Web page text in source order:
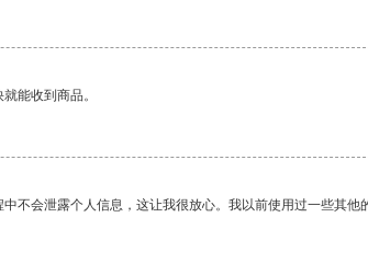
能收到商品。
不会泄露个人信息，这让我很放心。我以前使用过一些其